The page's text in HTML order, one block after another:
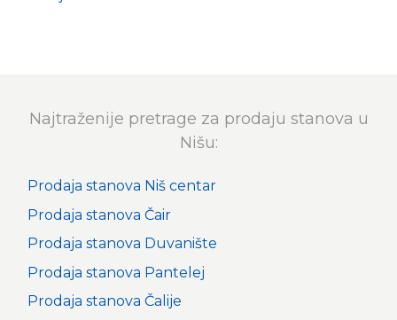
Najtraženije pretrage za prodaju stanova u
Nišu:
Prodaja stanova Niš centar
Prodaja stanova Čair
Prodaja stanova Duvanište
Prodaja stanova Pantelej
Prodaja stanova Čalije